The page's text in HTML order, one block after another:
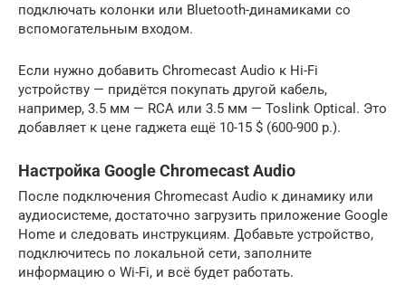
подключать колонки или Bluetooth-динамиками со
вспомогательным входом.
Если нужно добавить Chromecast Audio к Hi-Fi
устройству — придётся покупать другой кабель,
например, 3.5 мм — RCA или 3.5 мм — Toslink Optical. Это
добавляет к цене гаджета ещё 10-15 $ (600-900 р.).
Настройка Google Chromecast Audio
После подключения Chromecast Audio к динамику или
аудиосистеме, достаточно загрузить приложение Google
Home и следовать инструкциям. Добавьте устройство,
подключитесь по локальной сети, заполните
информацию о Wi-Fi, и всё будет работать.